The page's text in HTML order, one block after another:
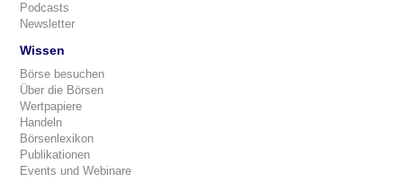
Podcasts
Newsletter
Wissen
Börse besuchen
Über die Börsen
Wertpapiere
Handeln
Börsenlexikon
Publikationen
Events und Webinare